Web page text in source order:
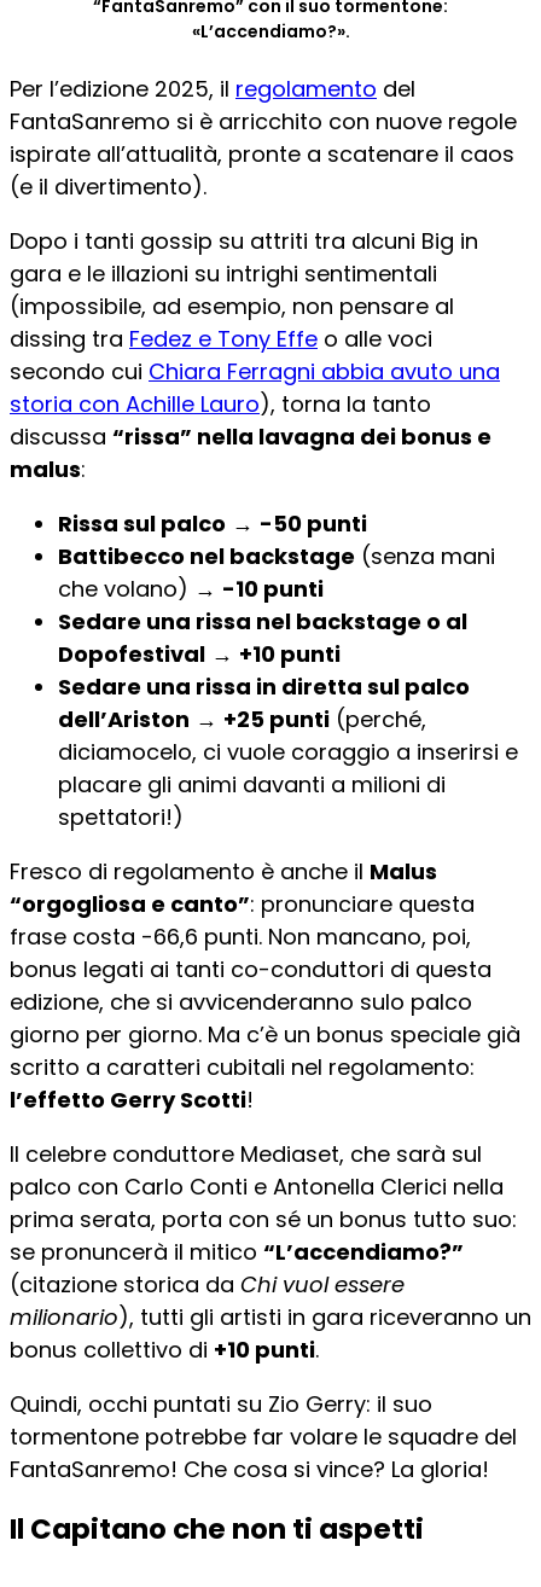
“FantaSanremo” con il suo tormentone:
«L’accendiamo?».
Per l’edizione 2025, il regolamento del
FantaSanremo si è arricchito con nuove regole
ispirate all’attualità, pronte a scatenare il caos
(e il divertimento).
Dopo i tanti gossip su attriti tra alcuni Big in
gara e le illazioni su intrighi sentimentali
(impossibile, ad esempio, non pensare al
dissing tra Fedez e Tony Effe o alle voci
secondo cui Chiara Ferragni abbia avuto una
storia con Achille Lauro), torna la tanto
discussa “rissa” nella lavagna dei bonus e
malus:
Rissa sul palco → -50 punti
Battibecco nel backstage (senza mani
che volano) → -10 punti
Sedare una rissa nel backstage o al
Dopofestival → +10 punti
Sedare una rissa in diretta sul palco
dell’Ariston → +25 punti (perché,
diciamocelo, ci vuole coraggio a inserirsi e
placare gli animi davanti a milioni di
spettatori!)
Fresco di regolamento è anche il Malus
“orgogliosa e canto”: pronunciare questa
frase costa -66,6 punti. Non mancano, poi,
bonus legati ai tanti co-conduttori di questa
edizione, che si avvicenderanno sulo palco
giorno per giorno. Ma c’è un bonus speciale già
scritto a caratteri cubitali nel regolamento:
l’effetto Gerry Scotti!
Il celebre conduttore Mediaset, che sarà sul
palco con Carlo Conti e Antonella Clerici nella
prima serata, porta con sé un bonus tutto suo:
se pronuncerà il mitico “L’accendiamo?”
(citazione storica da Chi vuol essere
milionario), tutti gli artisti in gara riceveranno un
bonus collettivo di +10 punti.
Quindi, occhi puntati su Zio Gerry: il suo
tormentone potrebbe far volare le squadre del
FantaSanremo! Che cosa si vince? La gloria!
Il Capitano che non ti aspetti